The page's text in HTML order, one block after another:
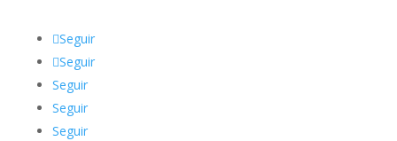
Seguir
Seguir
Seguir
Seguir
Seguir